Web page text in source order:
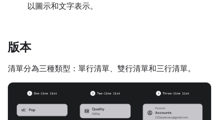
以圖示和文字表示。
版本
清單分為三種類型：單行清單、雙行清單和三行清單。